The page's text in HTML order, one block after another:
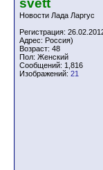
svett
Новости Лада Ларгус
Регистрация:
Адрес: Россия)
Возраст: 48
Пол: Женский
Сообщений: 1,816
Изображений: 21